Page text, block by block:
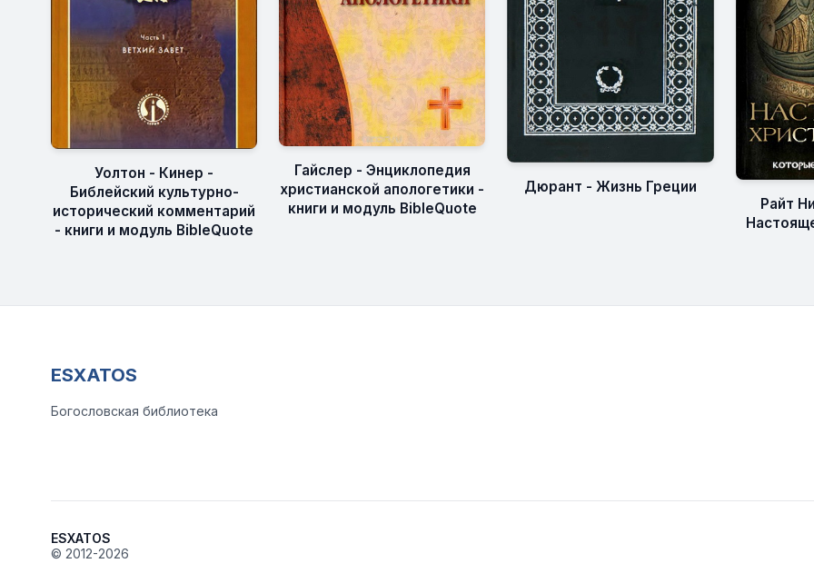
Уолтон - Кинер -
Библейский культурно-
исторический комментарий
- книги и модуль BibleQuote
Гайслер - Энциклопедия
христианской апологетики -
книги и модуль BibleQuote
Дюрант - Жизнь Греции
Райт
ESXATOS
Богословская библиотека
ESXATOS
© 2012-2026